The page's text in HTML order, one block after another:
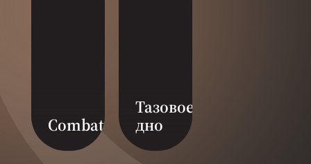
Combat
Тазовое
дно
Тазовое дно-это